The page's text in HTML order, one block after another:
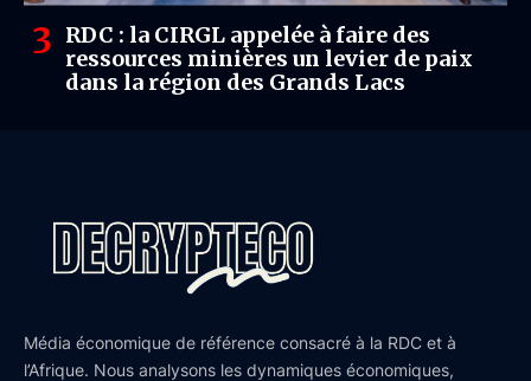
RDC : la CIRGL appelée à faire des
ressources minières un levier de paix
dans la région des Grands Lacs
Média économique de référence consacré à la RDC et à
l’Afrique. Nous analysons les dynamiques économiques,